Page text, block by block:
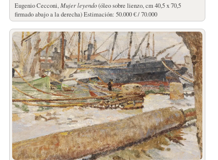
Eugenio Cecconi, Mujer leyendo(óleo sobre lienzo, cm 40,5 x 70,5
firmado abajo a la derecha) Estimación: 50.000 € / 70.000